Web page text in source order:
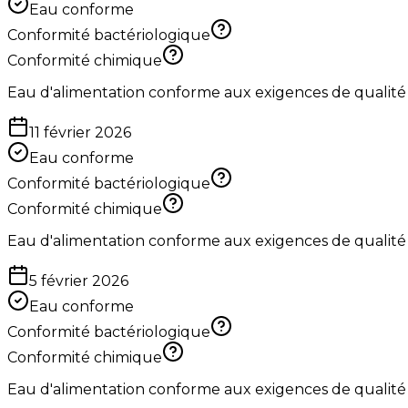
Eau conforme
Conformité bactériologique
Conformité chimique
Eau d'alimentation conforme aux exigences de
11 février 2026
Eau conforme
Conformité bactériologique
Conformité chimique
Eau d'alimentation conforme aux exigences de
5 février 2026
Eau conforme
Conformité bactériologique
Conformité chimique
Eau d'alimentation conforme aux exigences de